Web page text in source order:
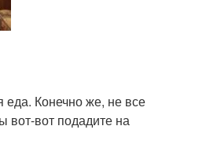
еда. Конечно же, не все
вот-вот подадите на